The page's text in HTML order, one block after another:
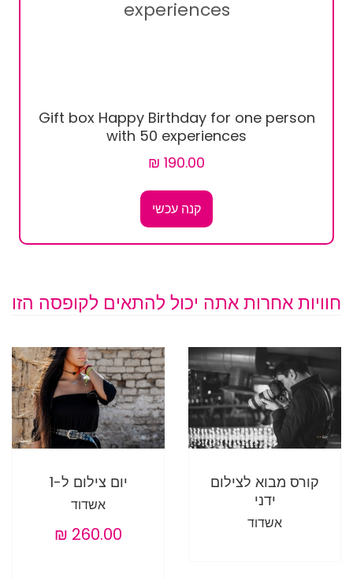
Gift box Happy Birthday for one person
with 50 experiences
קנה עכשי
חוויות אחרות אתה יכול להתאים לקופסה הזו
קורס מבוא לצילום
ידני
אשדוד
יום צילום ל-1
אשדוד